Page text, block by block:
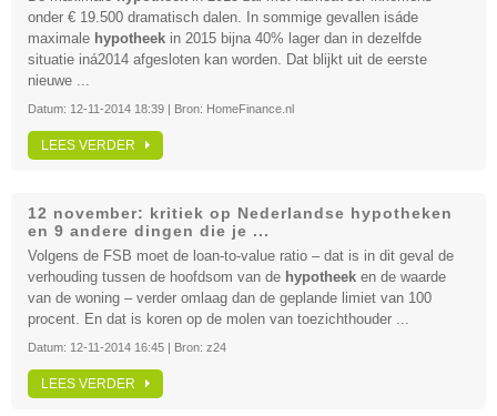
onder € 19.500 dramatisch dalen. In sommige gevallen isáde
maximale hypotheek in 2015 bijna 40% lager dan in dezelfde
situatie iná2014 afgesloten kan worden. Dat blijkt uit de eerste
nieuwe ...
Datum: 12-11-2014 18:39 | Bron: HomeFinance.nl
LEES VERDER
12 november: kritiek op Nederlandse hypotheken
en 9 andere dingen die je ...
Volgens de FSB moet de loan-to-value ratio – dat is in dit geval de
verhouding tussen de hoofdsom van de hypotheek en de waarde
van de woning – verder omlaag dan de geplande limiet van 100
procent. En dat is koren op de molen van toezichthouder ...
Datum: 12-11-2014 16:45 | Bron: z24
LEES VERDER